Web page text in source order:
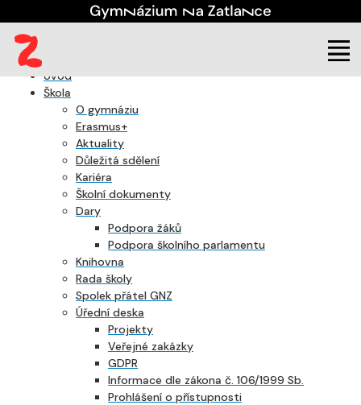
Úvod
Škola
O gymnáziu
Erasmus+
Aktuality
Důležitá sdělení
Kariéra
Školní dokumenty
Dary
Podpora žáků
Podpora školního parlamentu
Knihovna
Rada školy
Spolek přátel GNZ
Úřední deska
Projekty
Veřejné zakázky
GDPR
Informace dle zákona č. 106/1999 Sb.
Prohlášení o přístupnosti